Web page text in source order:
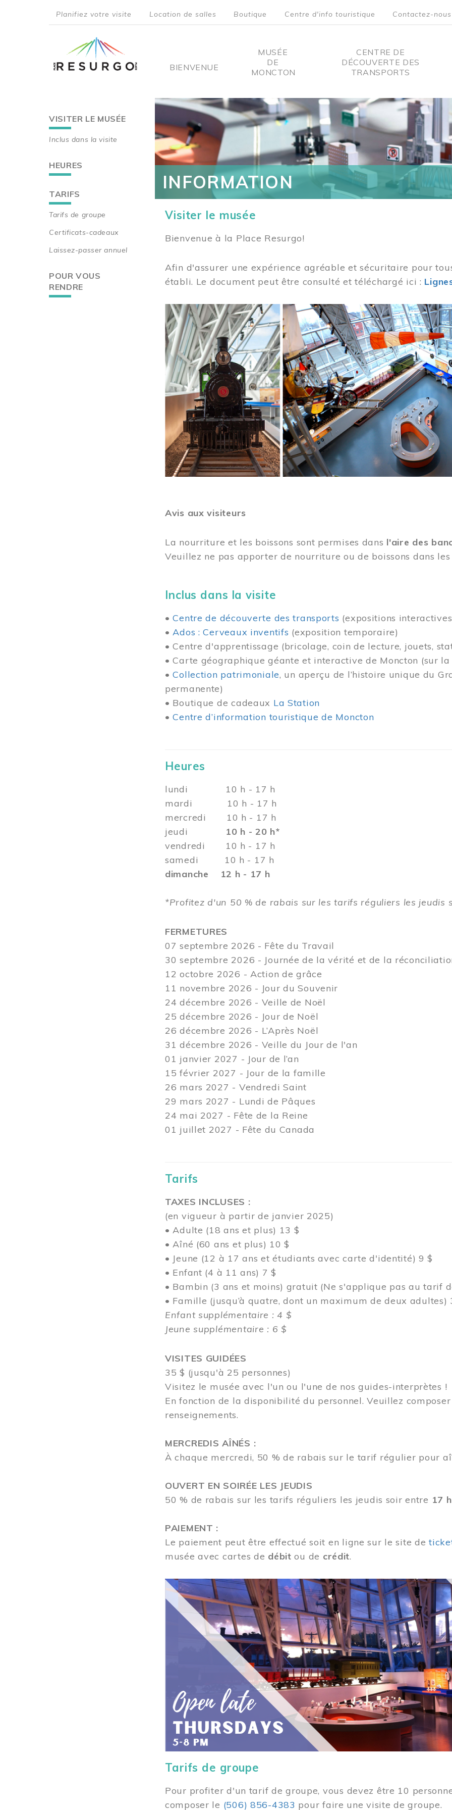
menu
Planifiez votre visite Location de salles Boutique Centre d'info touristique Contactez-nous
Main
BIENVENUE
MUSÉE
DE
MONCTON
CENTRE DE
DÉCOUVERTE DES
TRANSPORTS
Main
navigation
VISITER LE MUSÉE
Inclus dans la visite
HEURES
TARIFS
Tarifs de groupe
Certificats-cadeaux
Laissez-passer annuel
POUR VOUS
RENDRE
INFORMATION
Visiter le musée
Bienvenue à la Place Resurgo!
Afin d'assurer une expérience agréable et sécuritaire pour
établi. Le document peut être consulté et téléchargé ici :
Image
Avis aux visiteurs
La nourriture et les boissons sont permises dans l'aire des
Veuillez ne pas apporter de nourriture ou de boissons dans
Inclus dans la visite
•Centre de découverte des transports (expositions
• Ados : Cerveaux inventifs (exposition temporaire)
• Centre d'apprentissage (bricolage, coin de lecture, jouets,
• Carte géographique géante et interactive de Moncton (sur
•Collection patrimoniale, un aperçu de l’histoire unique du
permanente)
• Boutique de cadeaux La Station
•Centre d’information touristique de Moncton
Heures
lundi 10 h - 17 h
mardi 10 h - 17 h
mercredi 10 h - 17 h
jeudi 10 h - 20 h*
vendredi 10 h - 17 h
samedi 10 h - 17 h
dimanche 12 h - 17 h
*Profitez d'un 50 % de rabais sur les tarifs réguliers les jeudis
FERMETURES
07 septembre 2026 - Fête du Travail
30 septembre 2026 - Journée de la vérité et de la
12 octobre 2026 - Action de grâce
11 novembre 2026 - Jour du Souvenir
24 décembre 2026 - Veille de Noël
25 décembre 2026 - Jour de Noël
26 décembre 2026 - L’Après Noël
31 décembre 2026 - Veille du Jour de l'an
01 janvier 2027 - Jour de l’an
15 février 2027 - Jour de la famille
26 mars 2027 - Vendredi Saint
29 mars 2027 - Lundi de Pâques
24 mai 2027 - Fête de la Reine
01 juillet 2027 - Fête du Canada
Tarifs
TAXES INCLUSES :
(en vigueur à partir de janvier 2025)
• Adulte (18 ans et plus) 13 $
• Aîné (60 ans et plus) 10 $
• Jeune (12 à 17 ans et étudiants avec carte d'identité) 9 $
• Enfant (4 à 11 ans) 7 $
• Bambin (3 ans et moins) gratuit (Ne s'applique pas au tarif
• Famille (jusqu’à quatre, dont un maximum de deux adultes)
Enfant supplémentaire : 4 $
Jeune supplémentaire : 6 $
VISITES GUIDÉES
35 $ (jusqu'à 25 personnes)
Visitez le musée avec l'un ou l'une de nos guides-interprètes !
En fonction de la disponibilité du personnel.Veuillez
renseignements.
MERCREDIS AÎNÉS :
À chaque mercredi, 50 % de rabais sur le tarif régulier pour
OUVERT EN SOIRÉE LES JEUDIS
50 % de rabais sur les tarifs réguliers les jeudis soir entre 17
PAIEMENT :
Le paiement peut être effectué soit en ligne sur le site de
musée avec cartes de débitou de crédit.
Image
Tarifs de groupe
Pour profiter d'un tarif de groupe, vous devez être 10
composer le (506) 856-4383 pour faire une visite de groupe.